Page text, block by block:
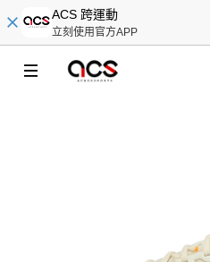
ACS 跨運動
立刻使用官方APP